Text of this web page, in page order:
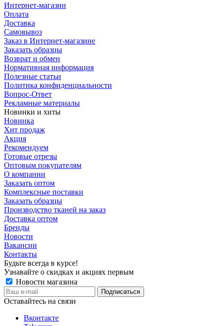
Интернет-магазин
Оплата
Доставка
Самовывоз
Заказ в Интернет-магазине
Заказать образцы
Возврат и обмен
Нормативная информация
Полезные статьи
Политика конфиденциальности
Вопрос-Ответ
Рекламные материалы
Новинки и хиты
Новинка
Хит продаж
Акция
Рекомендуем
Готовые отрезы
Оптовым покупателям
О компании
Заказать оптом
Комплексные поставки
Заказать образцы
Производство тканей на заказ
Доставка оптом
Бренды
Новости
Вакансии
Контакты
Будьте всегда в курсе!
Узнавайте о скидках и акциях первым
Новости магазина
Оставайтесь на связи
Вконтакте